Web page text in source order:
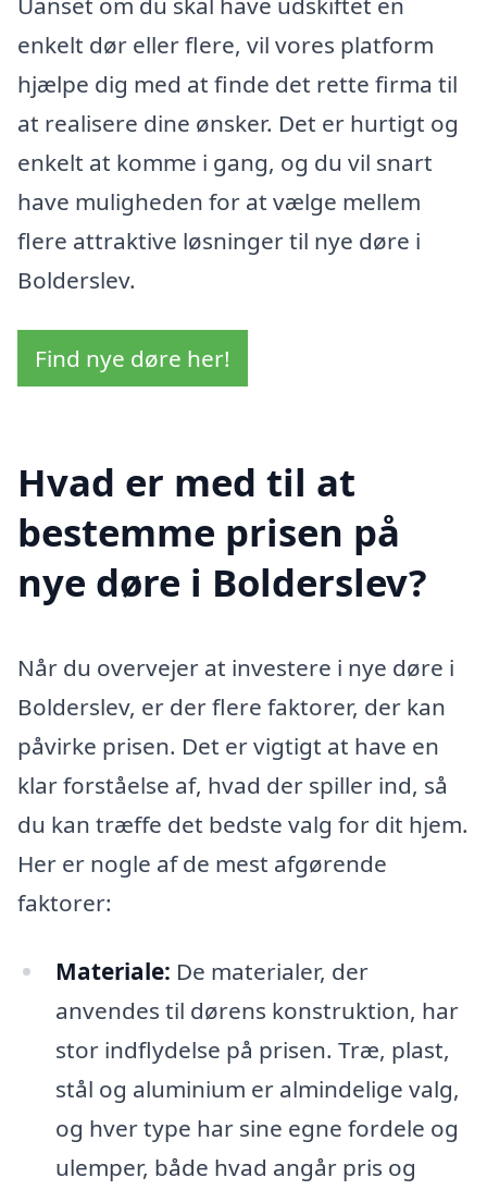
enkelt dør eller flere, vil vores platform
hjælpe dig med at finde det rette firma til
at realisere dine ønsker. Det er hurtigt og
enkelt at komme i gang, og du vil snart
have muligheden for at vælge mellem
flere attraktive løsninger til nye døre i
Bolderslev.
Find nye døre her!
Hvad er med til at
bestemme prisen på
nye døre i Bolderslev?
Når du overvejer at investere i nye døre i
Bolderslev, er der flere faktorer, der kan
påvirke prisen. Det er vigtigt at have en
klar forståelse af, hvad der spiller ind, så
du kan træffe det bedste valg for dit hjem.
Her er nogle af de mest afgørende
faktorer:
Materiale: De materialer, der
anvendes til dørens konstruktion, har
stor indflydelse på prisen. Træ, plast,
stål og aluminium er almindelige valg,
og hver type har sine egne fordele og
ulemper, både hvad angår pris og